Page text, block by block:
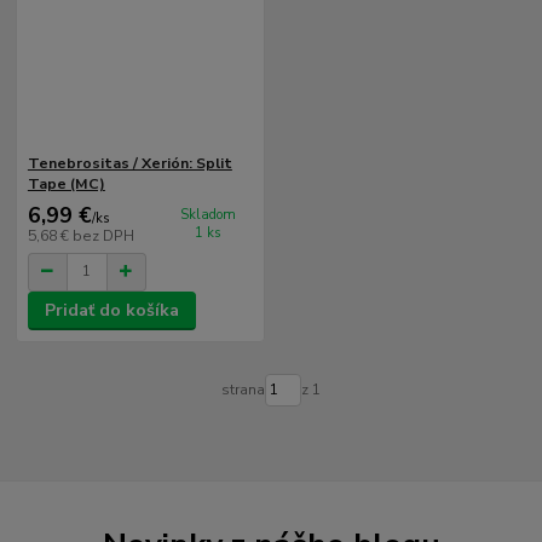
Tenebrositas / Xerión: Split
Tape (MC)
6,99 €/ks
5,68 € bez DPH
Skladom
1 ks
Pridať do košíka
strana z 1